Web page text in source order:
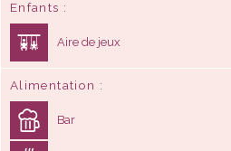
Enfants
Aire de jeux
Alimentation
Bar